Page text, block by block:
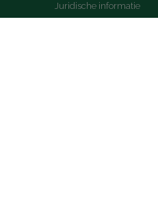
Juridische informatie